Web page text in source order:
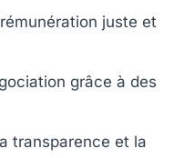
juste et
grâce à des
transparence et la